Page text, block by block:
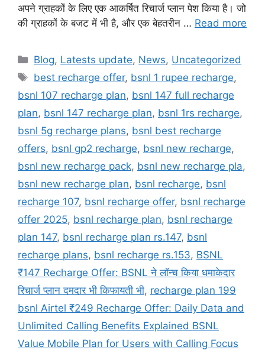
अपने ग्राहकों के लिए एक आकर्षित रिचार्ज प्लान पेश किया है। जो
की ग्राहकों के बजट में भी है, और एक बेहतरीन … Read more
Categories
Blog, Latests update, News, Uncategorized
Tags
best recharge offer, bsnl 1 rupee recharge,
bsnl 107 recharge plan, bsnl 147 full recharge
plan, bsnl 147 recharge plan, bsnl 1rs recharge,
bsnl 5g recharge plans, bsnl best recharge
offers, bsnl gp2 recharge, bsnl new recharge,
bsnl new recharge pack, bsnl new recharge pla,
bsnl new recharge plan, bsnl recharge, bsnl
recharge 107, bsnl recharge offer, bsnl recharge
offer 2025, bsnl recharge plan, bsnl recharge
plan 147, bsnl recharge plan rs.147, bsnl
recharge plans, bsnl recharge rs.153, BSNL
₹147 Recharge Offer: BSNL ने लॉन्च किया धमाकेदार
रिचार्ज प्लान दमदार भी किफायती भी, recharge plan 199
bsnl Airtel ₹249 Recharge Offer: Daily Data and
Unlimited Calling Benefits Explained BSNL
Value Mobile Plan for Users with Calling Focus